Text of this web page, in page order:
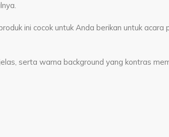
ini cocok untuk Anda berikan untuk
serta warna background yang kontras